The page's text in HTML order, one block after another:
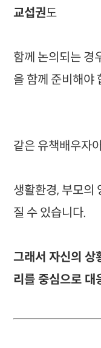
교섭권도
함께 논의되는 경
을 함께 준비해야
같은 유책배우자
생활환경, 부모의
질 수 있습니다.
그래서 자신의 상
리를 중심으로 대